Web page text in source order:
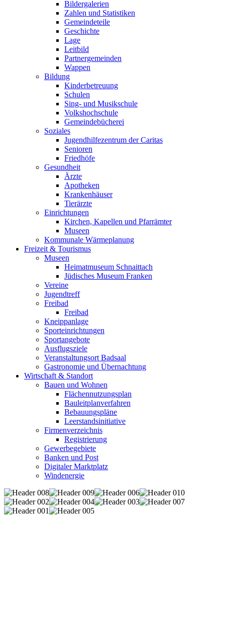
Bildergalerien
Zahlen und Statistiken
Gemeindeteile
Geschichte
Lage
Leitbild
Partnergemeinden
Wappen
Bildung
Kinderbetreuung
Schulen
Sing- und Musikschule
Volkshochschule
Gemeindebücherei
Soziales
Jugendhilfezentrum der Caritas
Senioren
Friedhöfe
Gesundheit
Ärzte
Apotheken
Krankenhäuser
Tierärzte
Einrichtungen
Kirchen, Kapellen und Pfarrämter
Museen
Kommunale Wärmeplanung
Freizeit & Tourismus
Museen
Heimatmuseum Schnaittach
Jüdisches Museum Franken
Vereine
Jugendtreff
Freibad
Freibad
Kneippanlage
Sporteinrichtungen
Sportangebote
Ausflugsziele
Veranstaltungsort Badsaal
Gastronomie und Übernachtung
Wirtschaft & Standort
Bauen und Wohnen
Flächennutzungsplan
Bauleitplanverfahren
Bebauungspläne
Leerstandsinitiative
Firmenverzeichnis
Registrierung
Gewerbegebiete
Banken und Post
Digitaler Marktplatz
Windenergie